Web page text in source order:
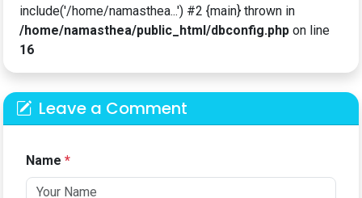
include('/home/namasthea...') #2 {main} thrown in
/home/namasthea/public_html/dbconfig.php on line
16
Leave a Comment
Name *